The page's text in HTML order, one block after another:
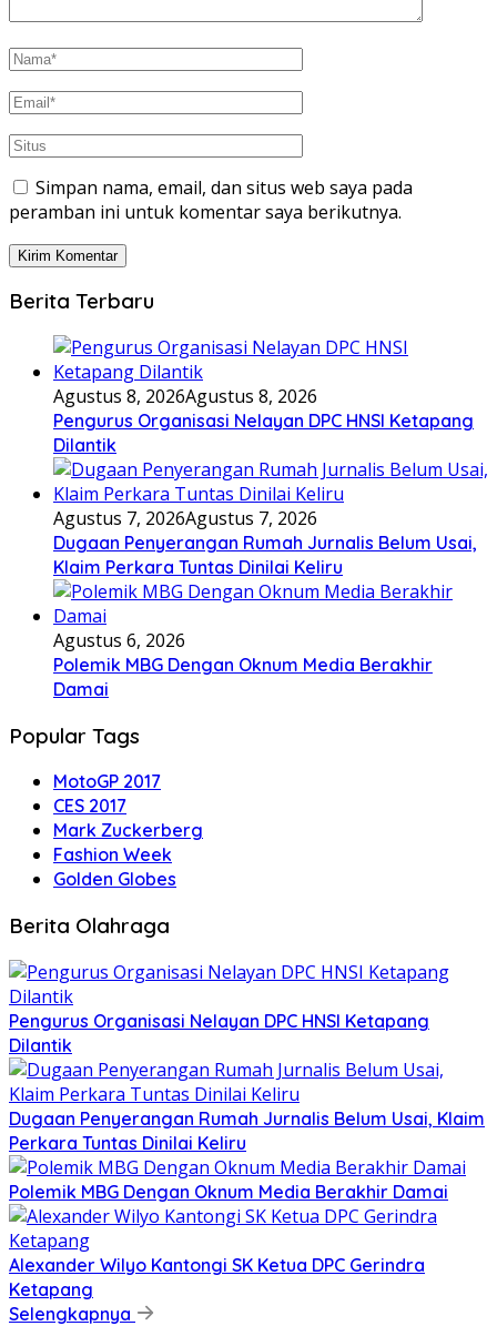
Simpan nama, email, dan situs web saya pada
peramban ini untuk komentar saya berikutnya.
Berita Terbaru
Agustus 8, 2026Agustus 8, 2026
Pengurus Organisasi Nelayan DPC HNSI Ketapang
Dilantik
Agustus 7, 2026Agustus 7, 2026
Dugaan Penyerangan Rumah Jurnalis Belum Usai,
Klaim Perkara Tuntas Dinilai Keliru
Agustus 6, 2026
Polemik MBG Dengan Oknum Media Berakhir
Damai
Popular Tags
MotoGP 2017
CES 2017
Mark Zuckerberg
Fashion Week
Golden Globes
Berita Olahraga
Pengurus Organisasi Nelayan DPC HNSI Ketapang
Dilantik
Dugaan Penyerangan Rumah Jurnalis Belum Usai, Klaim
Perkara Tuntas Dinilai Keliru
Polemik MBG Dengan Oknum Media Berakhir Damai
Alexander Wilyo Kantongi SK Ketua DPC Gerindra
Ketapang
Selengkapnya